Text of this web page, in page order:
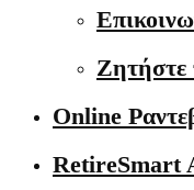
Ζητήστε
Online
RetireSmart